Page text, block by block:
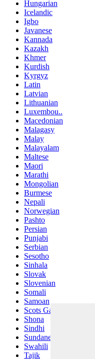
Hungarian
Icelandic
Igbo
Javanese
Kannada
Kazakh
Khmer
Kurdish
Kyrgyz
Latin
Latvian
Lithuanian
Luxembou..
Macedonian
Malagasy
Malay
Malayalam
Maltese
Maori
Marathi
Mongolian
Burmese
Nepali
Norwegian
Pashto
Persian
Punjabi
Serbian
Sesotho
Sinhala
Slovak
Slovenian
Somali
Samoan
Scots Gaelic
Shona
Sindhi
Sundanese
Swahili
Tajik